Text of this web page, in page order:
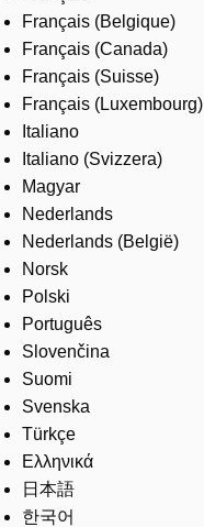
Français (Belgique)
Français (Canada)
Français (Suisse)
Français (Luxembourg)
Italiano
Italiano (Svizzera)
Magyar
Nederlands
Nederlands (België)
Norsk
Polski
Português
Slovenčina
Suomi
Svenska
Türkçe
Ελληνικά
日本語
한국어